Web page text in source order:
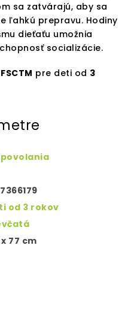
sa zatvárajú, aby sa
ľahkú prepravu. Hodiny
dieťaťu umožnia
socializácie.
FSCTM pre deti od 3
od 3 rokov
77 cm